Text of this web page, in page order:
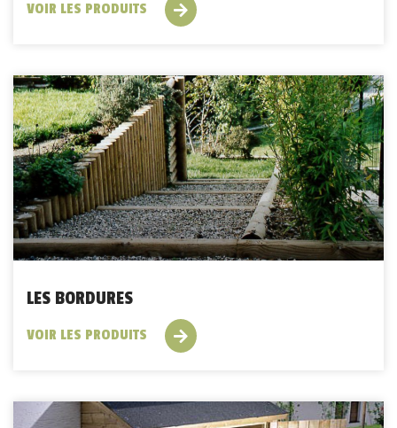
VOIR LES PRODUITS
LES BORDURES
VOIR LES PRODUITS